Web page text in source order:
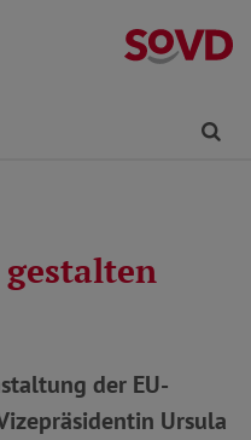
der EU-
Ursula